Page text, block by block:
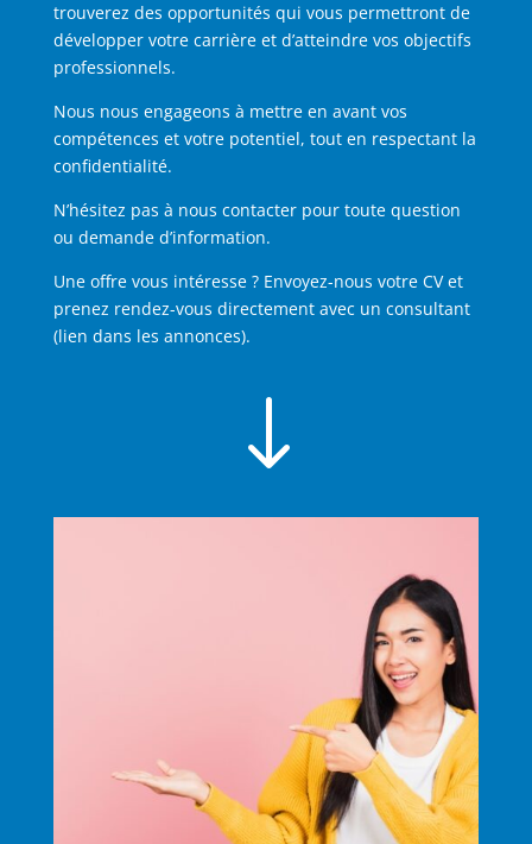
trouverez des opportunités qui vous permettront de
développer votre carrière et d’atteindre vos objectifs
professionnels.
Nous nous engageons à mettre en avant vos
compétences et votre potentiel, tout en respectant la
confidentialité.
N’hésitez pas à nous contacter pour toute question
ou demande d’information.
Une offre vous intéresse ? Envoyez-nous votre CV et
prenez rendez-vous directement avec un consultant
(lien dans les annonces).
"